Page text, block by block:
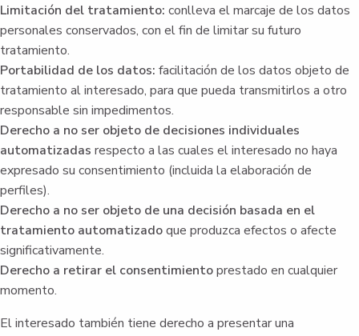
Limitación del tratamiento: conlleva el marcaje de los datos
personales conservados, con el fin de limitar su futuro
tratamiento.
Portabilidad de los datos: facilitación de los datos objeto de
tratamiento al interesado, para que pueda transmitirlos a otro
responsable sin impedimentos.
Derecho a no ser objeto de decisiones individuales
automatizadas respecto a las cuales el interesado no haya
expresado su consentimiento (incluida la elaboración de
perfiles).
Derecho a no ser objeto de una decisión basada en el
tratamiento automatizadoque produzca efectos o afecte
significativamente.
Derecho a retirar el consentimientoprestado en cualquier
momento.
El interesado también tiene derecho a presentar una